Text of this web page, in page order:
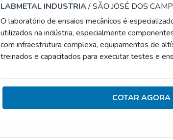
LABMETAL INDUSTRIA/ SÃO JOSÉ DOS
O laboratório de ensaios mecânicos é
utilizados na indústria, especialmente
com infraestrutura complexa, equipamentos de
treinados e capacitados para executar testes e
a amostra - realizados com base em normas
padronizados. Existem vários outros
COTAR AGORA